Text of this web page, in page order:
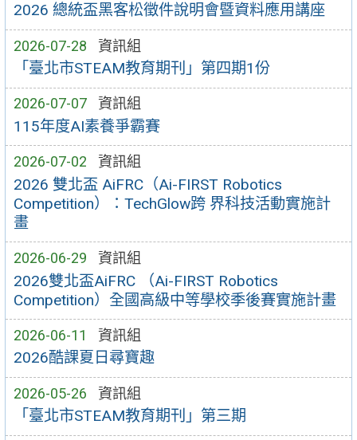
2026 總統盃黑客松徵件說明會暨資料應用講座
2026-07-28 資訊組
「臺北市STEAM教育期刊」第四期1份
2026-07-07 資訊組
115年度AI素養爭霸賽
2026-07-02 資訊組
2026 雙北盃 AiFRC（Ai-FIRST Robotics
Competition）：TechGlow跨 界科技活動實施計
畫
2026-06-29 資訊組
2026雙北盃AiFRC （Ai-FIRST Robotics
Competition）全國高級中等學校季後賽實施計畫
2026-06-11 資訊組
2026酷課夏日尋寶趣
2026-05-26 資訊組
「臺北市STEAM教育期刊」第三期